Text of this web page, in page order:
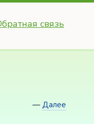
связь
— Далее